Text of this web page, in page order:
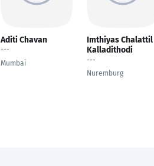
Aditi Chavan
---
Mumbai
Imthiyas Chalattil
Kalladithodi
---
Nuremburg